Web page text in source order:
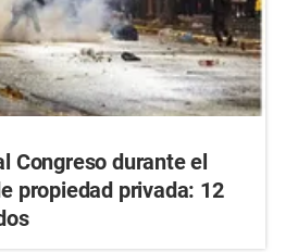
Congreso durante el
propiedad privada: 12